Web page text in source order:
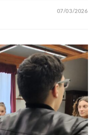
07/03/2026